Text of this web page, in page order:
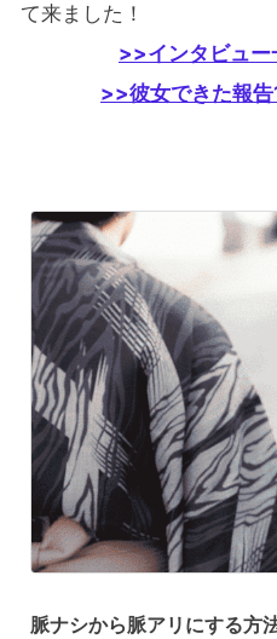
て来ました！
>>インタビュ
>>彼女できた報
脈ナシから脈アリにする方